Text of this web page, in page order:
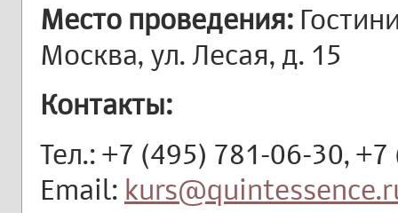
Место проведения:
Москва, ул. Лесая, д. 15
Контакты:
Тел.: +7 (495) 781-06-30,
Email: